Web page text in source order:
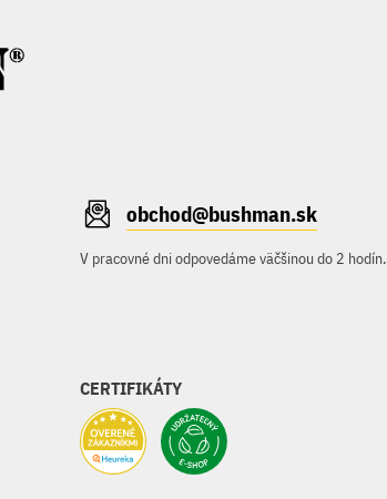
obchod@bushman.sk
V pracovné dni odpovedáme väčšinou do 2 hodín.
CERTIFIKÁTY